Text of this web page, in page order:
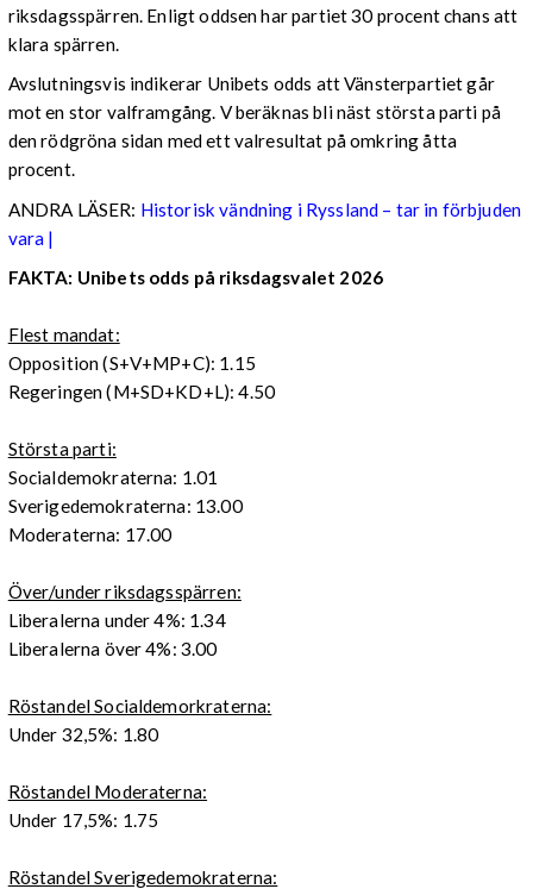
riksdagsspärren. Enligt oddsen har partiet 30 procent chans att
klara spärren.
Avslutningsvis indikerar Unibets odds att Vänsterpartiet går
mot en stor valframgång. V beräknas bli näst största parti på
den rödgröna sidan med ett valresultat på omkring åtta
procent.
ANDRA LÄSER: Historisk vändning i Ryssland – tar in förbjuden
vara |
FAKTA: Unibets odds på riksdagsvalet 2026
Flest mandat:
Opposition (S+V+MP+C): 1.15
Regeringen (M+SD+KD+L): 4.50
Största parti:
Socialdemokraterna: 1.01
Sverigedemokraterna: 13.00
Moderaterna: 17.00
Över/under riksdagsspärren:
Liberalerna under 4%: 1.34
Liberalerna över 4%: 3.00
Röstandel Socialdemorkraterna:
Under 32,5%: 1.80
Röstandel Moderaterna:
Under 17,5%: 1.75
Röstandel Sverigedemokraterna: